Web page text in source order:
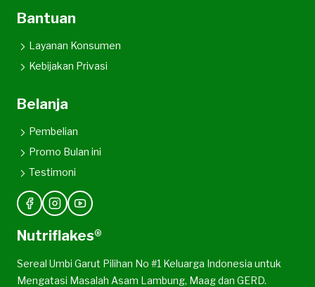
Bantuan
Layanan Konsumen
Kebijakan Privasi
Belanja
Pembelian
Promo Bulan ini
Testimoni
Nutriflakes®
Sereal Umbi Garut Pilihan No #1 Keluarga Indonesia untuk
Mengatasi Masalah Asam Lambung, Maag dan GERD.